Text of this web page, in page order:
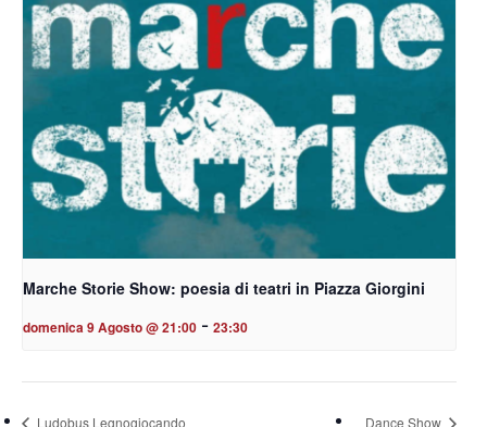
Marche Storie Show: poesia di teatri in Piazza Giorgini
domenica 9 Agosto @ 21:00 - 23:30
Ludobus Legnogiocando Dance Show